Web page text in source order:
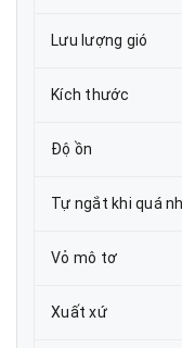
Lưu lượng gió
Kích thước
Độ ồn
Tự ngắt khi quá
Vỏ mô tơ
Xuất xứ